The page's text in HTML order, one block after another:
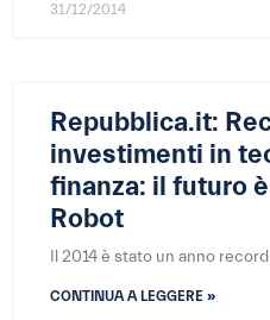
31/12/2014
Repubblica.it:
investimenti in
finanza: il futuro
Robot
Il 2014 è stato un anno
CONTINUA A LEGGERE »